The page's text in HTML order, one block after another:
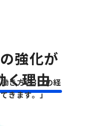
強化が
く理由
働き方の3つの経
きます。」